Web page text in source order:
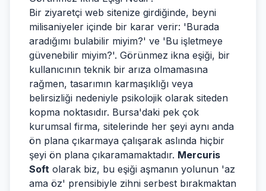
Bir ziyaretçi web sitenize girdiğinde, beyni
milisaniyeler içinde bir karar verir: 'Burada
aradığımı bulabilir miyim?' ve 'Bu işletmeye
güvenebilir miyim?'. Görünmez ikna eşiği, bir
kullanıcının teknik bir arıza olmamasına
rağmen, tasarımın karmaşıklığı veya
belirsizliği nedeniyle psikolojik olarak siteden
kopma noktasıdır. Bursa'daki pek çok
kurumsal firma, sitelerinde her şeyi aynı anda
ön plana çıkarmaya çalışarak aslında hiçbir
şeyi ön plana çıkaramamaktadır. Mercuris
Soft olarak biz, bu eşiği aşmanın yolunun 'az
ama öz' prensibiyle zihni serbest bırakmaktan